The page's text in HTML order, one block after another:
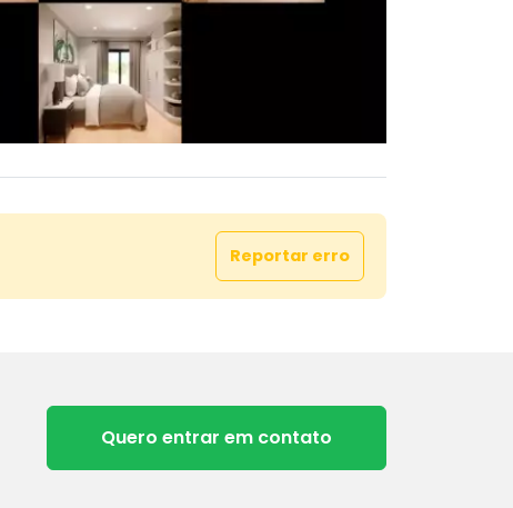
Reportar erro
Quero entrar em contato